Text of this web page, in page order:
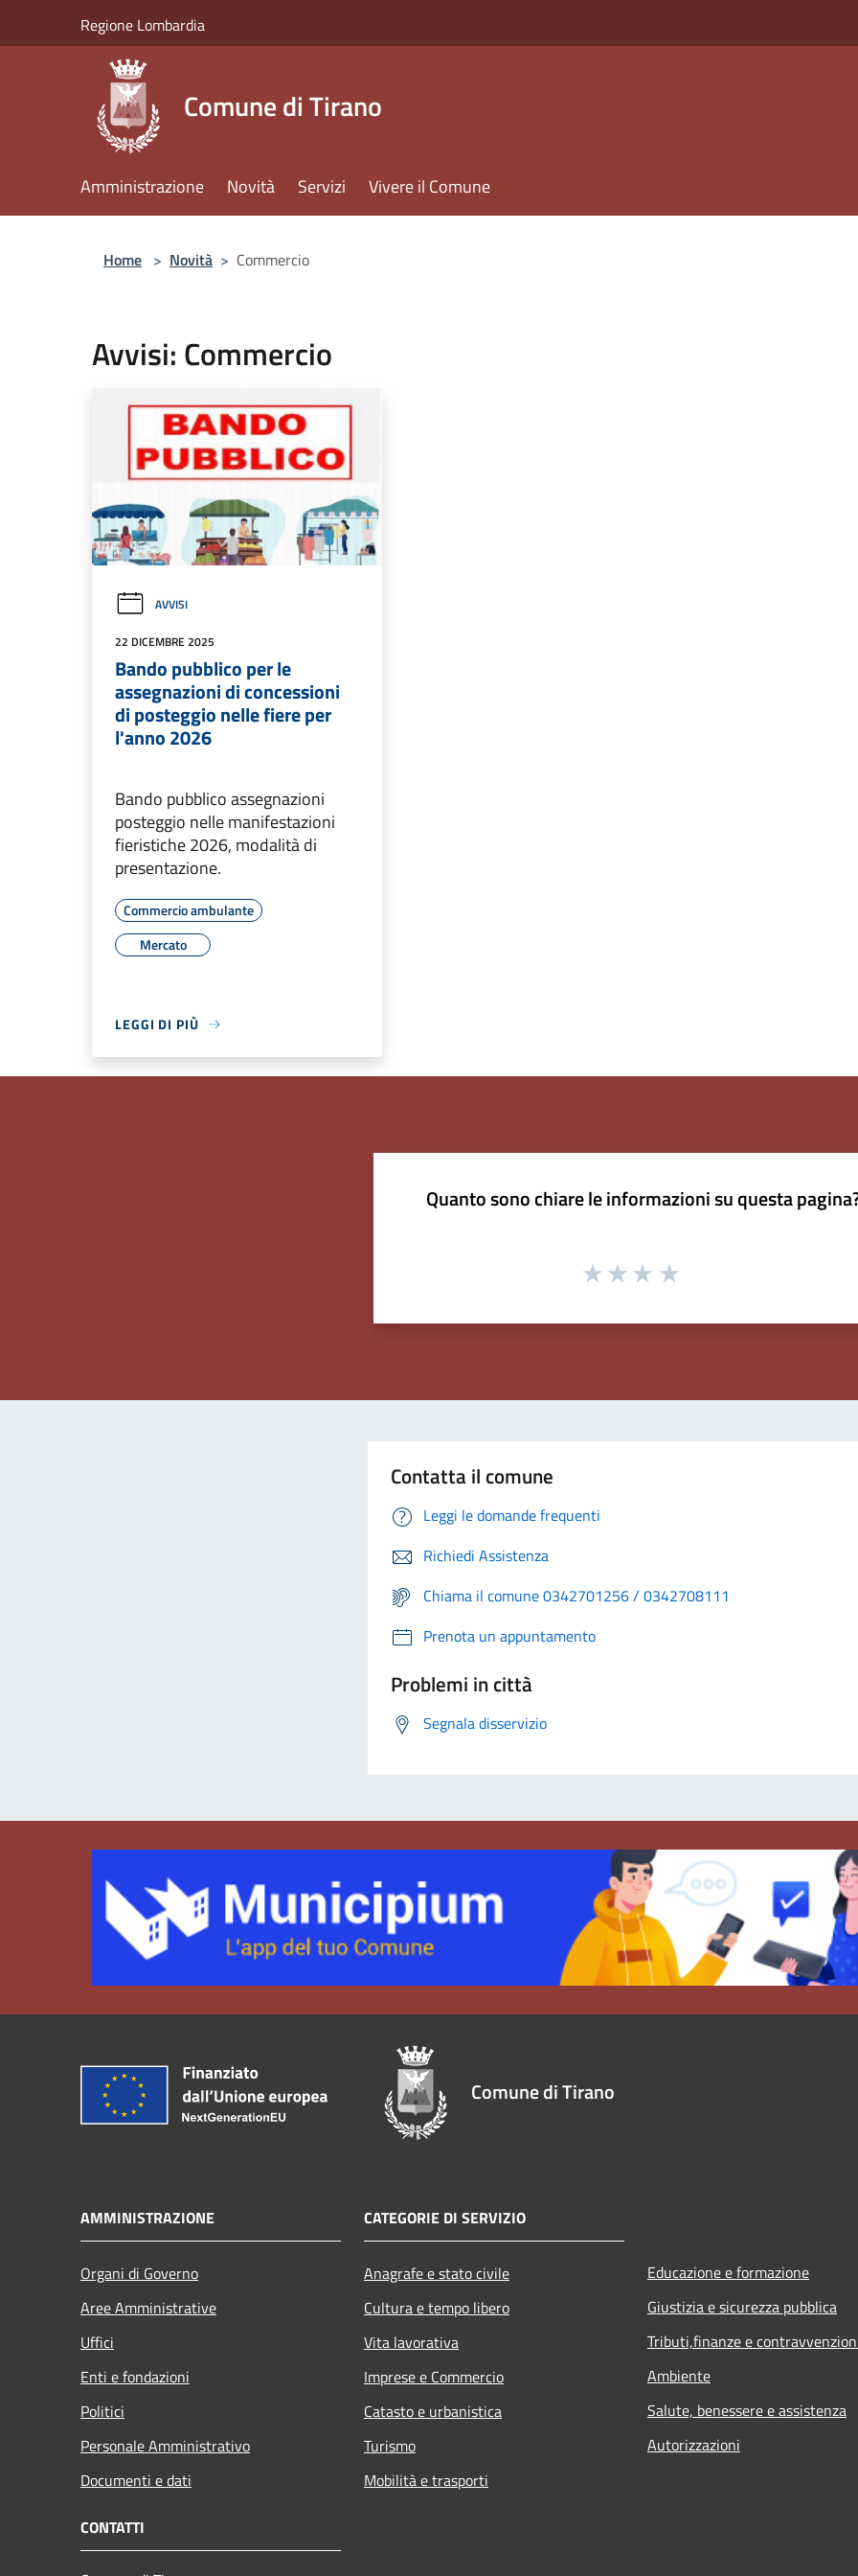
Regione Lombardia
Comune di Tirano
Amministrazione Novità Servizi Vivere il Comune
Home > Novità > Commercio
Avvisi: Commercio
AVVISI
22 DICEMBRE 2025
Bando pubblico per le
assegnazioni di concessioni
di posteggio nelle fiere per
l'anno 2026
Bando pubblico assegnazioni
posteggio nelle manifestazioni
fieristiche 2026, modalità di
presentazione.
Commercio ambulante
Mercato
LEGGI DI PIÙ
Quanto sono chiare le informazioni su questa
Contatta il comune
Leggi le domande frequenti
Richiedi Assistenza
Chiama il comune 0342701256 / 0342708111
Prenota un appuntamento
Problemi in città
Segnala disservizio
Comune di Tirano
AMMINISTRAZIONE
Organi di Governo
Aree Amministrative
Uffici
Enti e fondazioni
Politici
Personale Amministrativo
Documenti e dati
CATEGORIE DI SERVIZIO
Anagrafe e stato civile
Cultura e tempo libero
Vita lavorativa
Imprese e Commercio
Catasto e urbanistica
Turismo
Mobilità e trasporti
Educazione e formazione
Giustizia e sicurezza pubblica
Tributi,finanze e
Ambiente
Salute, benessere e assistenza
Autorizzazioni
CONTATTI